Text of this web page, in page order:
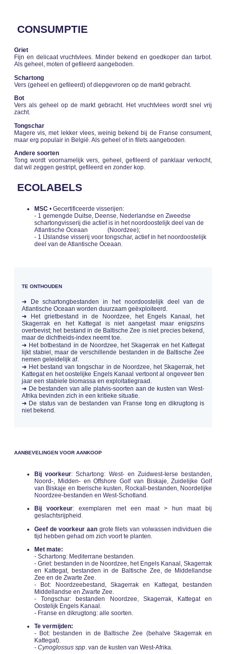
CONSUMPTIE
Griet
Fijn en delicaat vruchtvlees. Minder bekend en goedkoper dan tarbot.
Als geheel, moten of gefileerd aangeboden.
Schartong
Vers (geheel en gefileerd) of diepgevroren op de markt gebracht.
Bot
Vers als geheel op de markt gebracht. Het vruchtvlees wordt snel vrij
zacht.
Tongschar
Magere vis, met lekker vlees, weinig bekend bij de Franse consument,
maar erg populair in België. Als geheel of in filets aangeboden.
Andere soorten
Tong wordt voornamelijk vers, geheel, gefileerd of panklaar verkocht,
dat wil zeggen gestript, gefileerd en zonder kop.
ECOLABELS
MSC • Gecertificeerde visserijen:
- 1 gemengde Duitse, Deense, Nederlandse en Zweedse
schartongvisserij die actief is in het noordoostelijk deel van de
Atlantische Oceaan (Noordzee);
- 1 IJslandse visserij voor tongschar, actief in het noordoostelijk
deel van de Atlantische Oceaan.
TE ONTHOUDEN
➜ De schartongbestanden in het noordoostelijk deel van de
Atlantische Oceaan worden duurzaam geëxploiteerd.
➜ Het grietbestand in de Noordzee, het Engels Kanaal, het
Skagerrak en het Kattegat is niet aangetast maar enigszins
overbevist; het bestand in de Baltische Zee is niet precies bekend,
maar de dichtheids-index neemt toe.
➜ Het botbestand in de Noordzee, het Skagerrak en het Kattegat
lijkt stabiel, maar de verschillende bestanden in de Baltische Zee
nemen geleidelijk af.
➜ Het bestand van tongschar in de Noordzee, het Skagerrak, het
Kattegat en het oostelijke Engels Kanaal vertoont al ongeveer tien
jaar een stabiele biomassa en exploitatiegraad.
➜ De bestanden van alle platvis-soorten aan de kusten van West-
Afrika bevinden zich in een kritieke situatie.
➜ De status van de bestanden van Franse tong en dikrugtong is
niet bekend.
AANBEVELINGEN VOOR AANKOOP
Bij voorkeur: Schartong: West- en Zuidwest-Ierse bestanden,
Noord-, Midden- en Offshore Golf van Biskaje, Zuidelijke Golf
van Biskaje en Iberische kusten, Rockall-bestanden, Noordelijke
Noordzee-bestanden en West-Schotland.
Bij voorkeur: exemplaren met een maat > hun maat bij
geslachtsrijpheid.
Geef de voorkeur aan grote filets van volwassen individuen die
tijd hebben gehad om zich voort te planten.
Met mate:
- Schartong: Mediterrane bestanden.
- Griet: bestanden in de Noordzee, het Engels Kanaal, Skagerrak
en Kattegat, bestanden in de Baltische Zee, de Middellandse
Zee en de Zwarte Zee.
- Bot: Noordzeebestand, Skagerrak en Kattegat, bestanden
Middellandse en Zwarte Zee.
- Tongschar: bestanden Noordzee, Skagerrak, Kattegat en
Oostelijk Engels Kanaal.
- Franse en dikrugtong: alle soorten.
Te vermijden:
- Bot: bestanden in de Baltische Zee (behalve Skagerrak en
Kattegat).
- Cynoglossus spp. van de kusten van West-Afrika.